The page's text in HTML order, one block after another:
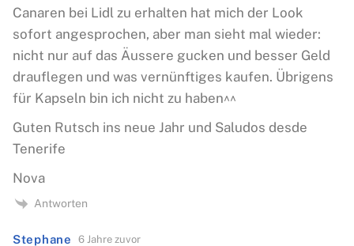
Canaren bei Lidl zu erhalten hat mich der Look
sofort angesprochen, aber man sieht mal wieder:
nicht nur auf das Äussere gucken und besser Geld
drauflegen und was vernünftiges kaufen. Übrigens
für Kapseln bin ich nicht zu haben^^
Guten Rutsch ins neue Jahr und Saludos desde
Tenerife
Nova
Antworten
Stephane 6 Jahre zuvor